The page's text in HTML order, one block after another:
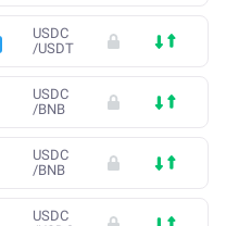
USDC
/USDT
USDC
/BNB
USDC
/BNB
USDC